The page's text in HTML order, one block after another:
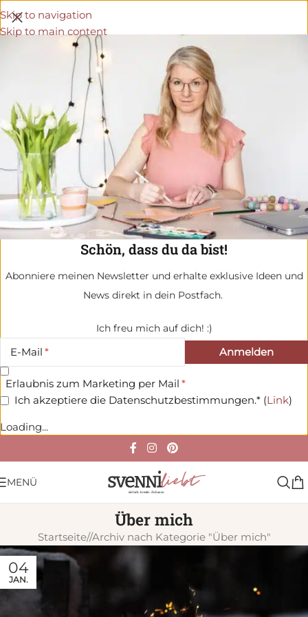
Schön, dass du da bist!
Abonniere meinen Newsletter und erhalte exklusive Ideen und
News direkt in dein Postfach.
Ich freu mich auf dich! :)
E-Mail
Erlaubnis zum Marketing per Mail
Ich akzeptiere die Datenschutzbestimmungen.* (Link)
Loading...
Skip to navigation
Skip to main content
MENÜ
Über mich
Startseite/ Archiv nach Kategorie "Über mich"
04
JAN.